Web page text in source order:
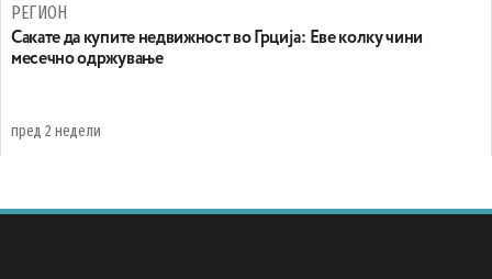
РЕГИОН
Сакате да купите недвижност во Грција: Еве колку чини
месечно одржување
пред 2 недели